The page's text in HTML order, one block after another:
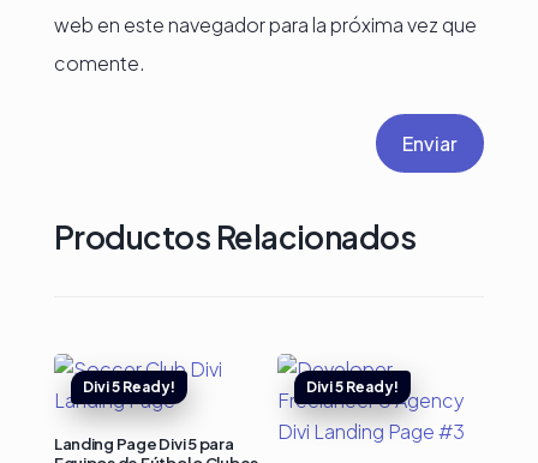
web en este navegador para la próxima vez que
comente.
Enviar
Productos Relacionados
Landing Page Divi 5 para